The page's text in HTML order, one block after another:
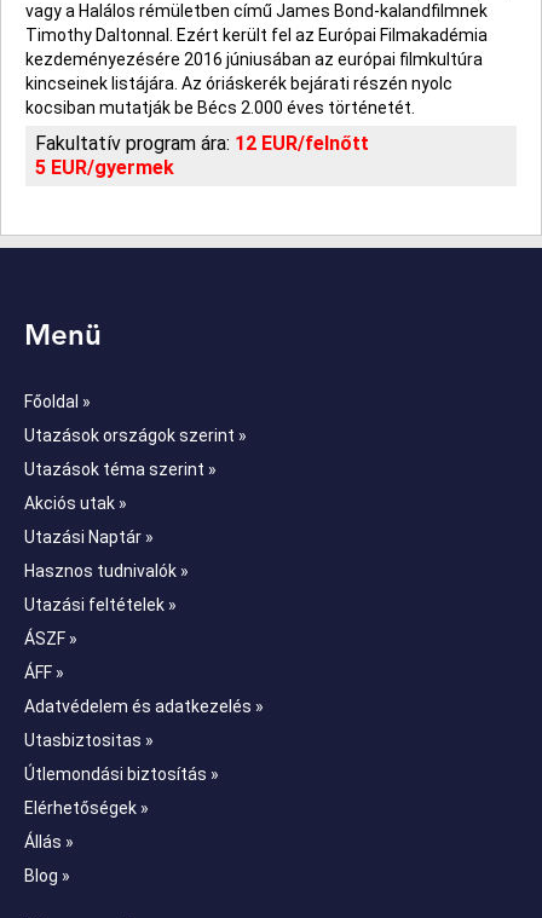
vagy a Halálos rémületben című James Bond-kalandfilmnek
Timothy Daltonnal. Ezért került fel az Európai Filmakadémia
kezdeményezésére 2016 júniusában az európai filmkultúra
kincseinek listájára. Az óriáskerék bejárati részén nyolc
kocsiban mutatják be Bécs 2.000 éves történetét.
Fakultatív program ára: 12 EUR/felnőtt
5 EUR/gyermek
Menü
Főoldal »
Utazások országok szerint »
Utazások téma szerint »
Akciós utak »
Utazási Naptár »
Hasznos tudnivalók »
Utazási feltételek »
ÁSZF »
ÁFF »
Adatvédelem és adatkezelés »
Utasbiztositas »
Útlemondási biztosítás »
Elérhetőségek »
Állás »
Blog »